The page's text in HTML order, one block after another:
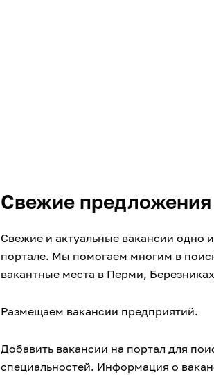
Свежие предложения
Свежие и актуальные вакансии одно
портале. Мы помогаем многим в
вакантные места в Перми,
Размещаем вакансии предприятий.
Добавить вакансии на портал для
специальностей. Информация о